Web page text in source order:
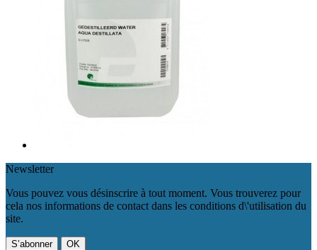
Newsletter
Vous pouvez vous désinscrire à tout moment. Vous trouverez pour
cela nos informations de contact dans les conditions d\'utilisation du
site.